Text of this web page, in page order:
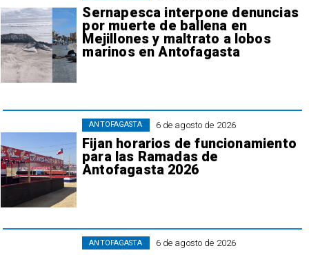
Sernapesca interpone denuncias
por muerte de ballena en
Mejillones y maltrato a lobos
marinos en Antofagasta
6 de agosto de 2026
Fijan horarios de funcionamiento
para las Ramadas de
Antofagasta 2026
ANTOFAGASTA
6 de agosto de 2026
ANTOFAGASTA